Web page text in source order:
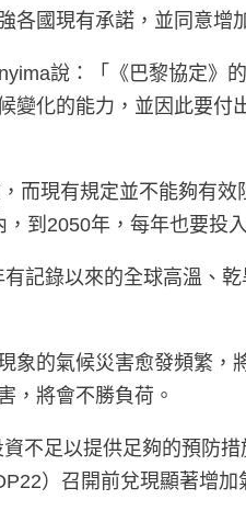
各國現有承諾，並同意增
說：「《巴黎協定》
變化的能力，並因此要
而現有規定並不能夠有
到2050年，每年也要投
記錄以來的全球高溫、
象的氣候災害愈發頻繁
，將會不勝負荷。
不足以提供足夠的預防
）召開前兌現顯著增加